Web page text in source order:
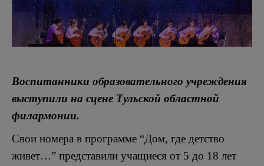
Воспитанники образовательного учреждения
выступили на сцене Тульской областной
филармонии.
Свои номера в программе “Дом, где детство
живет…” представили учащиеся от 5 до 18 лет